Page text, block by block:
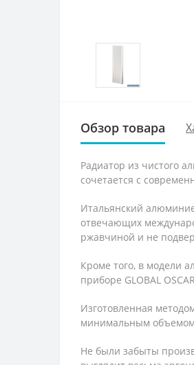
Обзор товара
Радиатор из чистого
сочетается с
Итальянский
отвечающих
ржавчиной и не
Кроме того, в модели
приборе GLOBAL
Изготовленная
минимальным объемом,
Не были забыты